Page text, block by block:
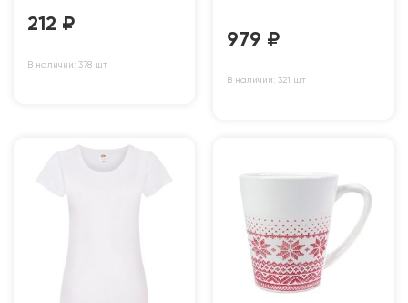
212 ₽
В наличии: 378 шт
979 ₽
В наличии: 321 шт